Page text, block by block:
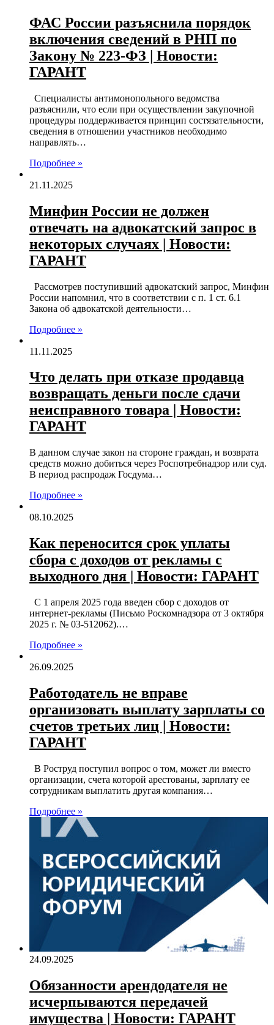
ФАС России разъяснила порядок
включения сведений в РНП по
Закону № 223-ФЗ | Новости:
ГАРАНТ
Специалисты антимонопольного ведомства
разъяснили, что если при осуществлении закупочной
процедуры поддерживается принцип состязательности,
сведения в отношении участников необходимо
направлять…
Подробнее »
21.11.2025
Минфин России не должен
отвечать на адвокатский запрос в
некоторых случаях | Новости:
ГАРАНТ
Рассмотрев поступивший адвокатский запрос, Минфин
России напомнил, что в соответствии с п. 1 ст. 6.1
Закона об адвокатской деятельности…
Подробнее »
11.11.2025
Что делать при отказе продавца
возвращать деньги после сдачи
неисправного товара | Новости:
ГАРАНТ
В данном случае закон на стороне граждан, и возврата
средств можно добиться через Роспотребнадзор или суд.
В период распродаж Госдума…
Подробнее »
08.10.2025
Как переносится срок уплаты
сбора с доходов от рекламы с
выходного дня | Новости: ГАРАНТ
С 1 апреля 2025 года введен сбор с доходов от
интернет-рекламы (Письмо Роскомнадзора от 3 октября
2025 г. № 03-512062).…
Подробнее »
26.09.2025
Работодатель не вправе
организовать выплату зарплаты со
счетов третьих лиц | Новости:
ГАРАНТ
В Роструд поступил вопрос о том, может ли вместо
организации, счета которой арестованы, зарплату ее
сотрудникам выплатить другая компания…
Подробнее »
24.09.2025
Обязанности арендодателя не
исчерпываются передачей
имущества | Новости: ГАРАНТ